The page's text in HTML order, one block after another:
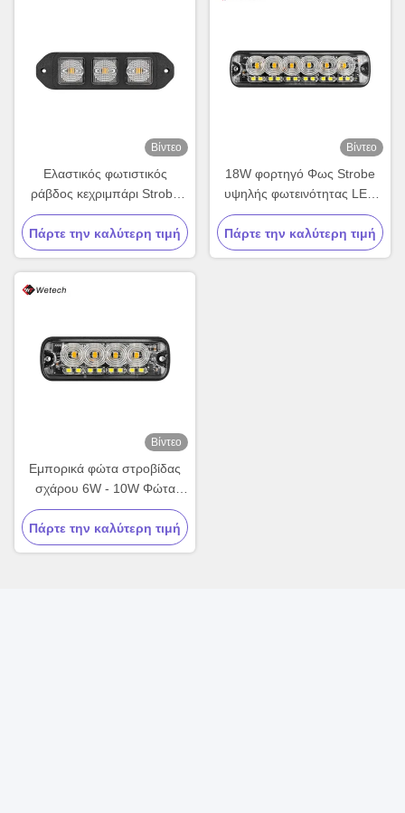
Βίντεο
Ελαστικός φωτιστικός
ράβδος κεχριμπάρι Strobe
Υδροστερό LED
προειδοποιητικό φωτιστικό
ράβδος 9W
Πάρτε την καλύτερη τιμή
Βίντεο
18W φορτηγό Φως Strobe
υψηλής φωτεινότητας LED
Grille Φώτα Strobe IP67 PC
Υλικά φακών
Πάρτε την καλύτερη τιμή
Βίντεο
Εμπορικά φώτα στροβίδας
σχάρου 6W - 10W Φώτα
στροβίδας κεχριμπαρά για
φορτηγά
Πάρτε την καλύτερη τιμή